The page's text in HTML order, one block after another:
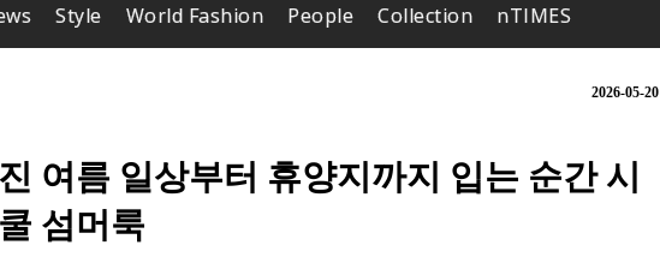
Style World Fashion People Collection nTIMES
2026-05-20
여름 일상부터 휴양지까지 입는 순간 시
섬머룩